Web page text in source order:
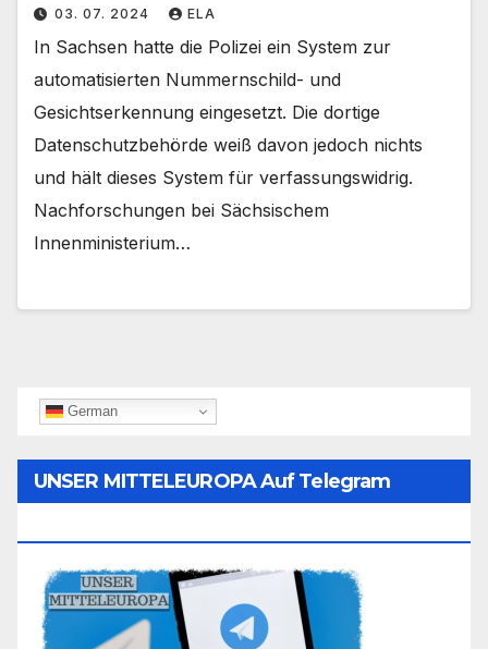
03. 07. 2024 ELA
In Sachsen hatte die Polizei ein System zur
automatisierten Nummernschild- und
Gesichtserkennung eingesetzt. Die dortige
Datenschutzbehörde weiß davon jedoch nichts
und hält dieses System für verfassungswidrig.
Nachforschungen bei Sächsischem
Innenministerium…
German
UNSER MITTELEUROPA Auf Telegram